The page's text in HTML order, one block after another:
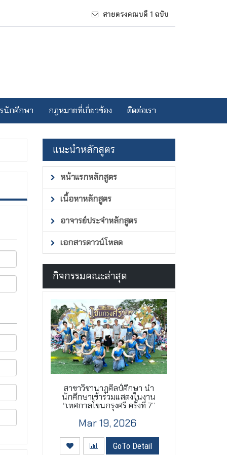
สายตรงคณบดี 1 ฉบับ
นักศึกษา กฎหมายที่เกี่ยวข้อง ติดต่อเรา
แนะนำหลักสูตร
หน้าแรกหลักสูตร
เนื้อหาหลักสูตร
อาจารย์ประจำหลักสูตร
เอกสารดาวน์โหลด
กิจกรรมคณะล่าสุด
สาขาวิชานาฏศิลป์ศึกษา นำ
นักศึกษาเข้าร่วมแสดงในงาน
“เทศกาลโขนกรุงศรี ครั้งที่ 7”
Mar 19, 2026
GoTo Detail